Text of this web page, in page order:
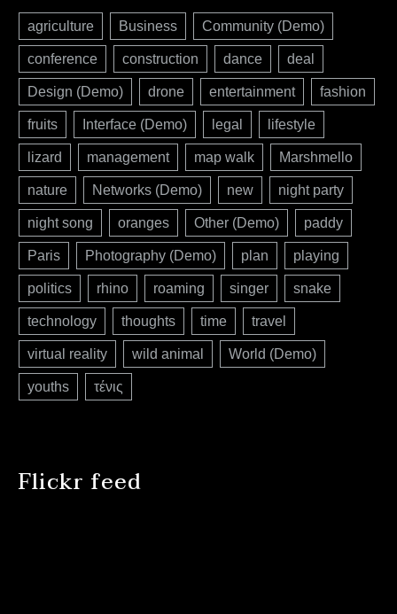
agriculture Business Community (Demo)
conference construction dance deal
Design (Demo) drone entertainment fashion
fruits Interface (Demo) legal lifestyle
lizard management map walk Marshmello
nature Networks (Demo) new night party
night song oranges Other (Demo) paddy
Paris Photography (Demo) plan playing
politics rhino roaming singer snake
technology thoughts time travel
virtual reality wild animal World (Demo)
youths τένις
Flickr feed